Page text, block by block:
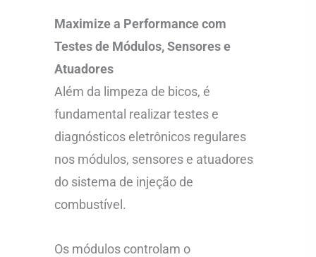
Maximize a Performance com
Testes de Módulos, Sensores e
Atuadores
Além da limpeza de bicos, é
fundamental realizar testes e
diagnósticos eletrônicos regulares
nos módulos, sensores e atuadores
do sistema de injeção de
combustível.
Os módulos controlam o